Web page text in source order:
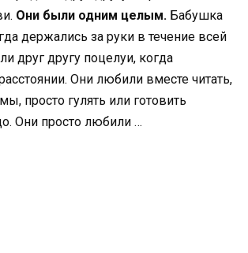
Они были одним целым. Бабушка
держались за руки в течение всей
друг другу поцелуи, когда
Они любили вместе читать,
просто гулять или готовить
Они просто любили …